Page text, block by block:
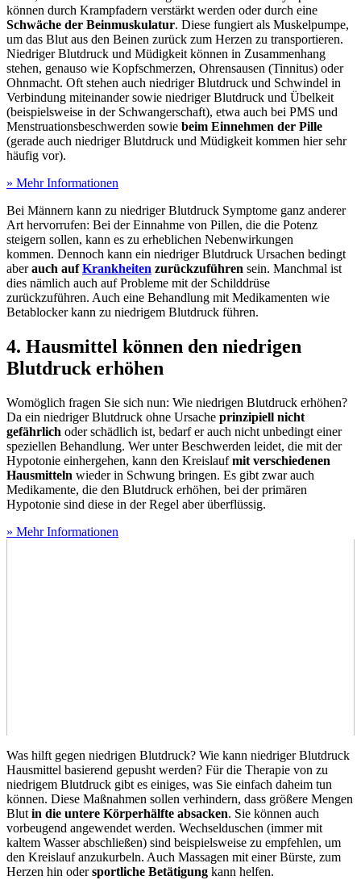
können durch Krampfadern verstärkt werden oder durch eine
Schwäche der Beinmuskulatur. Diese fungiert als Muskelpumpe,
um das Blut aus den Beinen zurück zum Herzen zu transportieren.
Niedriger Blutdruck und Müdigkeit können in Zusammenhang
stehen, genauso wie Kopfschmerzen, Ohrensausen (Tinnitus) oder
Ohnmacht. Oft stehen auch niedriger Blutdruck und Schwindel in
Verbindung miteinander sowie niedriger Blutdruck und Übelkeit
(beispielsweise in der Schwangerschaft), etwa auch bei PMS und
Menstruationsbeschwerden sowie beim Einnehmen der Pille
(gerade auch niedriger Blutdruck und Müdigkeit kommen hier sehr
häufig vor).
» Mehr Informationen
Bei Männern kann zu niedriger Blutdruck Symptome ganz anderer
Art hervorrufen: Bei der Einnahme von Pillen, die die Potenz
steigern sollen, kann es zu erheblichen Nebenwirkungen
kommen. Dennoch kann ein niedriger Blutdruck Ursachen bedingt
aberauch aufKrankheiten zurückzuführen sein. Manchmal ist
dies nämlich auch auf Probleme mit der Schilddrüse
zurückzuführen. Auch eine Behandlung mit Medikamenten wie
Betablocker kann zu niedrigem Blutdruck führen.
4. Hausmittel können den niedrigen
Blutdruck erhöhen
Womöglich fragen Sie sich nun: Wie niedrigen Blutdruck erhöhen?
Da ein niedriger Blutdruck ohne Ursache prinzipiell nicht
gefährlich oder schädlich ist, bedarf er auch nicht unbedingt einer
speziellen Behandlung. Wer unter Beschwerden leidet, die mit der
Hypotonie einhergehen, kann den Kreislaufmit verschiedenen
Hausmitteln wieder in Schwung bringen. Es gibt zwar auch
Medikamente, die den Blutdruck erhöhen, bei der primären
Hypotonie sind diese in der Regel aber überflüssig.
» Mehr Informationen
Was hilft gegen niedrigen Blutdruck? Wie kann niedriger Blutdruck
Hausmittel basierend gepusht werden? Für die Therapie von zu
niedrigem Blutdruck gibt es einiges, was Sie einfach daheim tun
können. Diese Maßnahmen sollen verhindern, dass größere Mengen
Blut in die untere Körperhälfte absacken. Sie können auch
vorbeugend angewendet werden. Wechselduschen (immer mit
kaltem Wasser abschließen) sind beispielsweise zu empfehlen, um
den Kreislauf anzukurbeln. Auch Massagen mit einer Bürste, zum
Herzen hin odersportliche Betätigung kann helfen.